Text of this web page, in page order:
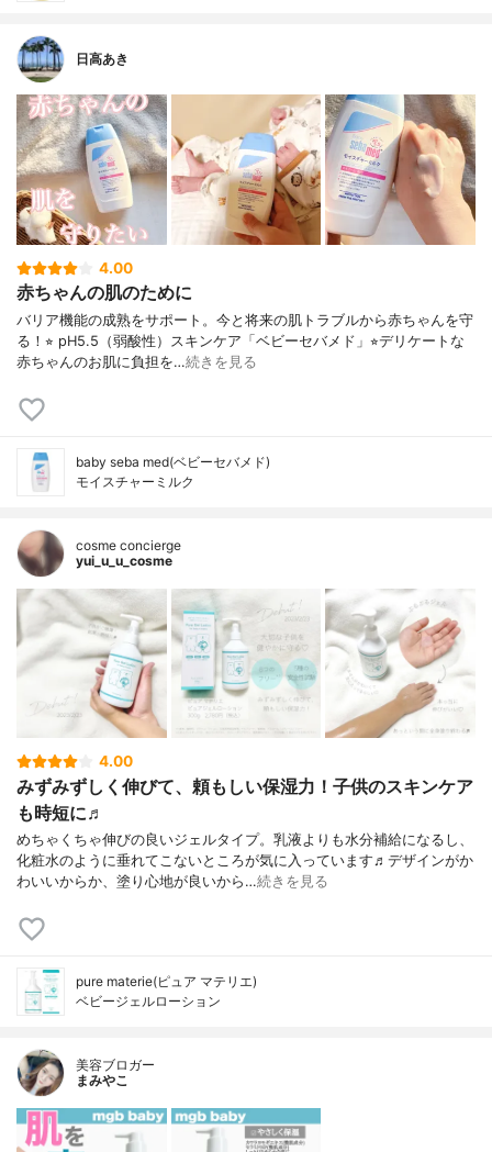
日高あき
4.00
赤ちゃんの肌のために
バリア機能の成熟をサポート。今と将来の肌トラブルから赤ちゃんを守
る！⭐︎ pH5.5（弱酸性）スキンケア「ベビーセバメド」⭐︎デリケートな
赤ちゃんのお肌に負担を…続きを見る
baby seba med(ベビーセバメド)
モイスチャーミルク
cosme concierge
yui_u_u_cosme
4.00
みずみずしく伸びて、頼もしい保湿力！子供のスキンケア
も時短に♬
めちゃくちゃ伸びの良いジェルタイプ。乳液よりも水分補給になるし、
化粧水のように垂れてこないところが気に入っています♬デザインがか
わいいからか、塗り心地が良いから…続きを見る
pure materie(ピュア マテリエ)
ベビージェルローション
美容ブロガー
まみやこ